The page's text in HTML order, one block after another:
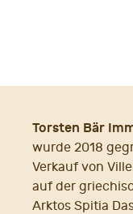
Torsten Bär
wurde 2018
Verkauf von
auf der
Arktos Spitia